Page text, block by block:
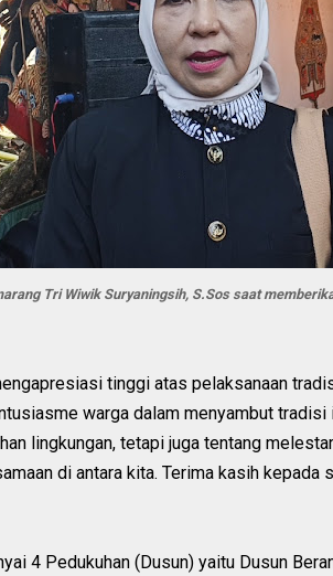
Tri Wiwik Suryaningsih, S.Sos saat
tinggi atas pelaksanaan
warga dalam menyambut tradisi
lingkungan, tetapi juga tentang
di antara kita. Terima kasih kepada
4 Pedukuhan (Dusun) yaitu Dusun